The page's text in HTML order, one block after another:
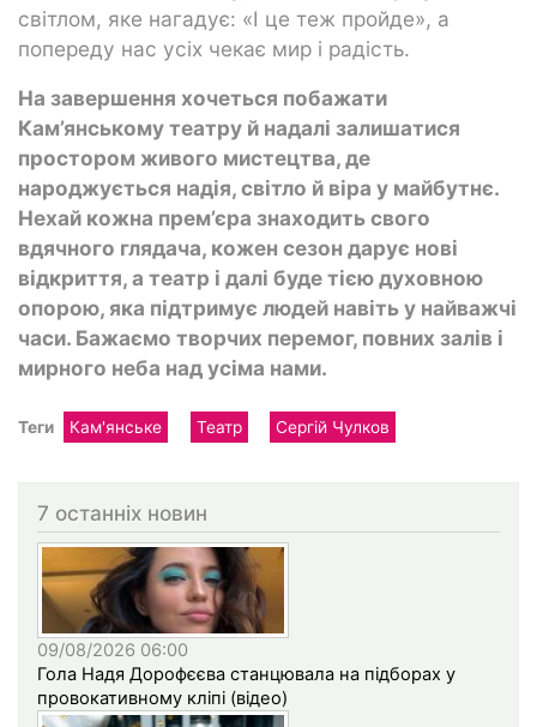
світлом, яке нагадує: «І це теж пройде», а
попереду нас усіх чекає мир і радість.
На завершення хочеться побажати
Кам’янському театру й надалі залишатися
простором живого мистецтва, де
народжується надія, світло й віра у майбутнє.
Нехай кожна прем’єра знаходить свого
вдячного глядача, кожен сезон дарує нові
відкриття, а театр і далі буде тією духовною
опорою, яка підтримує людей навіть у найважчі
часи. Бажаємо творчих перемог, повних залів і
мирного неба над усіма нами.
Теги Кам'янське Театр Сергій Чулков
7 останніх новин
09/08/2026 06:00
Гола Надя Дорофєєва станцювала на підборах у
провокативному кліпі (відео)